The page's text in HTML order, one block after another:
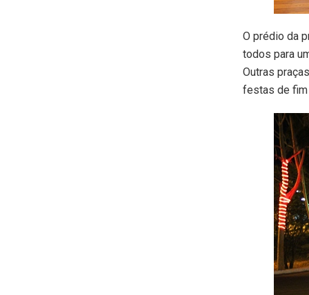
O prédio da
todos para
Outras
festas de fim